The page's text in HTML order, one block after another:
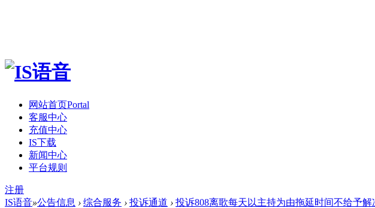
网站首页Portal
客服中心
充值中心
IS下载
新闻中心
平台规则
注册
IS语音»公告信息 › 综合服务 › 投诉通道 › 投诉808离歌每天以主持为由拖延时间不给予解